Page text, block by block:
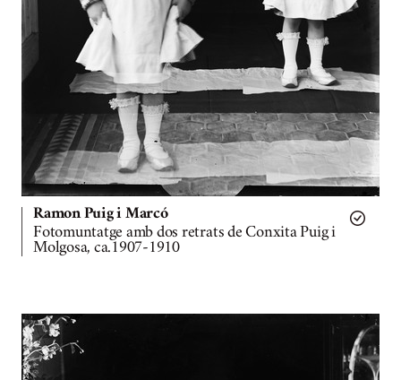
Ramon Puig i Marcó
Fotomuntatge amb dos retrats de Conxita Puig i
Molgosa, ca.1907-1910